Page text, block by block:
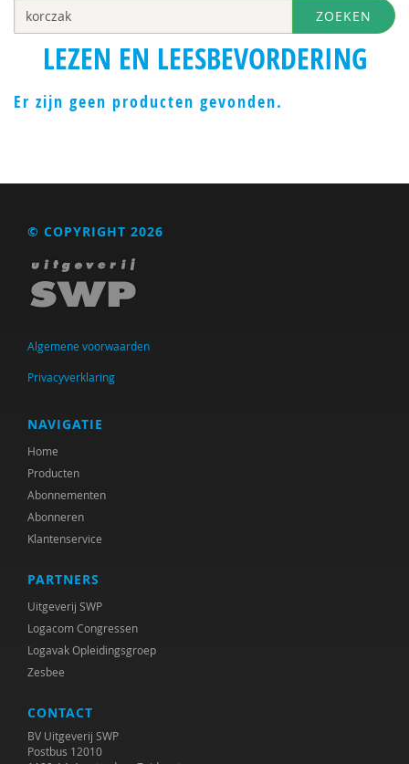
ZOEKEN
LEZEN EN LEESBEVORDERING
Er zijn geen producten gevonden.
© COPYRIGHT 2026
Algemene voorwaarden
Privacyverklaring
NAVIGATIE
Home
Producten
Abonnementen
Abonneren
Klantenservice
PARTNERS
Uitgeverij SWP
Logacom Congressen
Logavak Opleidingsgroep
Zesbee
CONTACT
BV Uitgeverij SWP
Postbus 12010